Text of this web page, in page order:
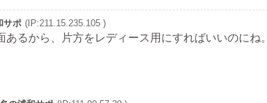
サポ (IP:211.15.235.105 )
あるから、片方をレディース用にすればいいのにね。